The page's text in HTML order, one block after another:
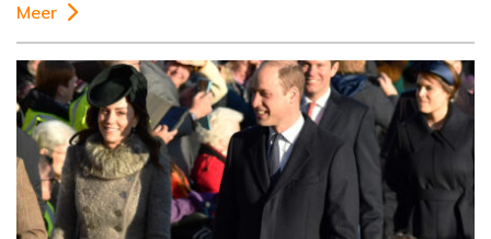
Meer
Column
Josine Droogendijk